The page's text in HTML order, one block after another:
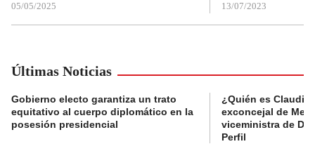
05/05/2025 13/07/2023
Últimas Noticias
Gobierno electo garantiza un trato
equitativo al cuerpo diplomático en la
posesión presidencial
¿Quién es Claudia
exconcejal de
viceministra de
Perfil